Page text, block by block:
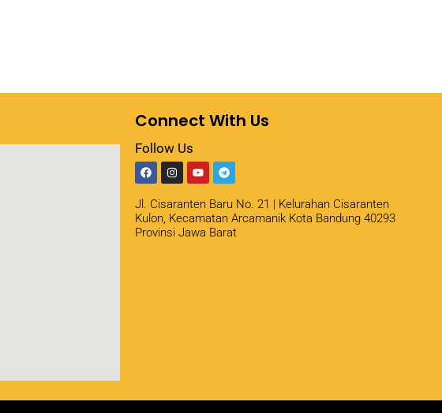
Connect With Us
Follow Us
Jl. Cisaranten Baru No. 21 | Kelurahan Cisaranten
Kulon, Kecamatan Arcamanik Kota Bandung 40293
Provinsi Jawa Barat